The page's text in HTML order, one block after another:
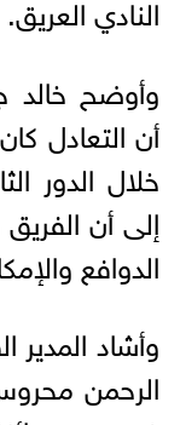
وأوضح خالد
أن التعادل
خلال الدور
إلى أن
الدوافع
وأشاد
الرحمن